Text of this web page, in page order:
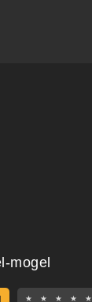
mogel
★ ★ ★ ★ ★